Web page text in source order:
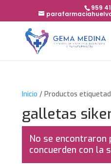
959
Inicio / Productos
galletas
No se encontraron
concuerden con la